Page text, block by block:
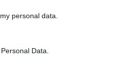
personal data.
Data.
Πολυδύναμο Ιατρείο και
τα Ψαρά, όπου
Ιατρείου, που